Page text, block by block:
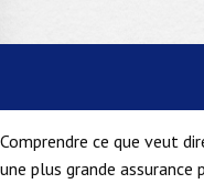
Comprendre ce que veut
une plus grande